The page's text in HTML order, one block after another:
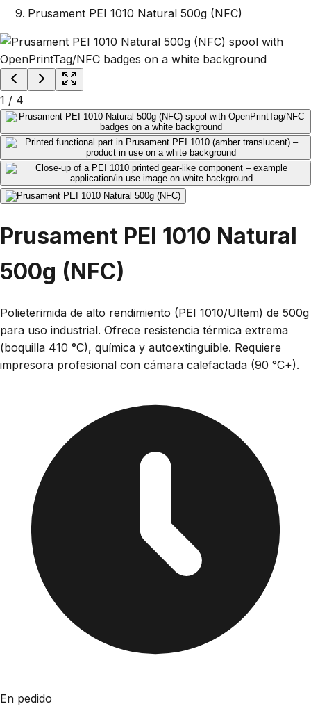
Prusament PEI 1010 Natural 500g (NFC)
1 / 4
Prusament PEI 1010 Natural
500g (NFC)
Polieterimida de alto rendimiento (PEI 1010/Ultem) de 500g
para uso industrial. Ofrece resistencia térmica extrema
(boquilla 410 °C), química y autoextinguible. Requiere
impresora profesional con cámara calefactada (90 °C+).
En pedido